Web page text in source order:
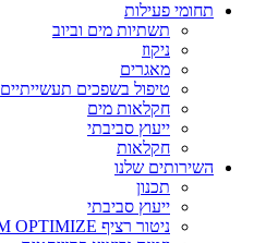
תחומי פעילות
תשתיות מים וביוב
ניקוז
מאגרים
טיפול בשפכים תעשייתיים
חקלאות מים
ייעוץ סביבתי
חקלאות
השירותים שלנו
תכנון
ייעוץ סביבתי
ניטור רציף PM OPTIMIZE